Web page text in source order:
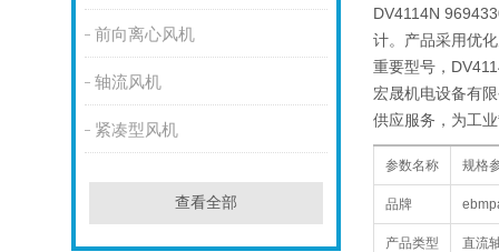
前向离心风机
轴流风机
紧凑型风机
查看全部
DV4114N
计。产品采用优
重要型号，
宏晟机电设备有
供应服务，为工
参数名称 规格
品牌
产品类型 直流